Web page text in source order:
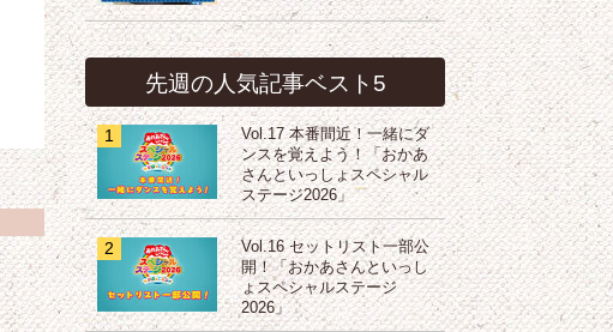
先週の人気記事ベスト5
1
Vol.17 本番間近！一緒にダ
ンスを覚えよう！「おかあ
さんといっしょスペシャル
ステージ2026」
2
Vol.16 セットリスト一部公
開！「おかあさんといっし
ょスペシャルステージ
2026」